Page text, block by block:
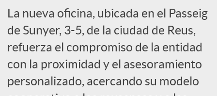
s
S
o
La nueva oficina, ubicada en el Passeig
de Sunyer, 3-5, de la ciudad de Reus,
refuerza el compromiso de la entidad
con la proximidad y el asesoramiento
personalizado, acercando su modelo